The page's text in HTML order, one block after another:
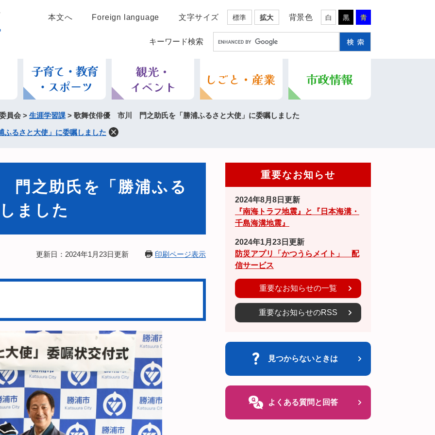
本文へ Foreign language 文字サイズ 標準 拡大 背景色 白 黒 青
キーワード検索
員会 > 生涯学習課 > 歌舞伎俳優 市川 門之助氏を「勝浦ふるさと大使」に委嘱しました
るさと大使」に委嘱しました
之助氏を「勝浦ふる
ました
更新日：2024年1月23日更新 印刷ページ表示
重要なお知らせ
2024年8月8日更新
『南海トラフ地震』と『日本海溝・
千島海溝地震』
2024年1月23日更新
防災アプリ「かつうらメイト」 配
信サービス
重要なお知らせの一覧
重要なお知らせのRSS
見つからないときは
よくある質問と回答